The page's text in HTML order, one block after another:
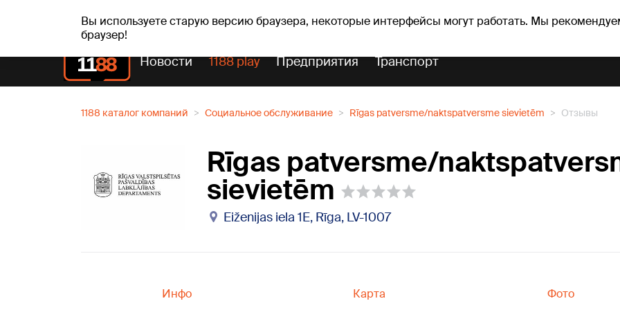
Вы используете старую версию браузера, некоторые интерфейсы могут работать. Мы
браузер!
пт, 07.08.2026. +18°C Alfrēds, Fredis, Madars Прогноз погоды Гороскопы
Новости 1188 play Предприятия Транспорт
1188 каталог компаний Социальное обслуживание Rīgas patversme/naktspatversme sievietēm Отзывы
Rīgas patversme/
sievietēm
Eiženijas iela 1E, Rīga, LV-1007
Инфо Карта Фото